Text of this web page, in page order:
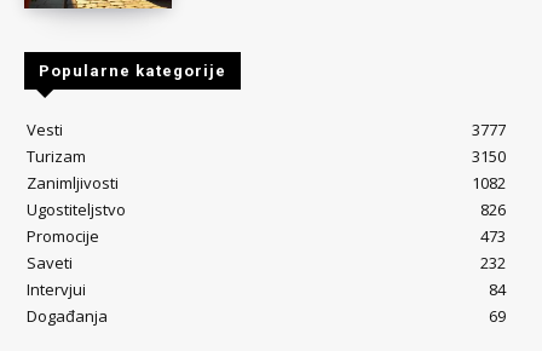
Popularne kategorije
Vesti
3777
Turizam
3150
Zanimljivosti
1082
Ugostiteljstvo
826
Promocije
473
Saveti
232
Intervjui
84
Događanja
69